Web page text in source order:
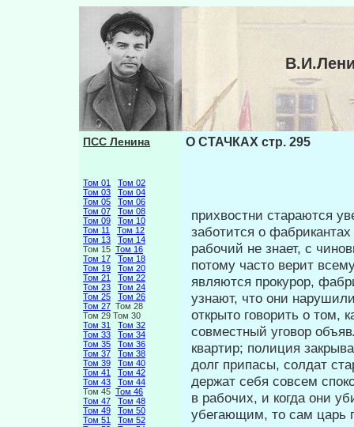
ПСС Ленина
Том 01
Том 02
Том 03
Том 04
Том 05
Том 06
Том 07
Том 08
Том 09
Том 10
Том 11
Том 12
Том 13
Том 14
Том 15 Том 16
Том 17
Том 18
Том 19
Том 20
Том 21
Том 22
Том 23
Том 24
Том 25
Том 26
Том 27 Том 28
Том 29 Том 30
Том 31
Том 32
Том 33
Том 34
Том 35
Том 36
Том 37
Том 38
Том 39
Том 40
Том 41
Том 42
Том 43
Том 44
Том 45 Том 46
Том 47
Том 48
Том 49
Том 50
Том 51
Том 52
О СТАЧКАХ стр. 295
прихвостни стараются
заботится о
рабочий не знает, с
потому часто верит
являются прокурор,
узнают, что они
открыто говорить о том,
совместный уговор
квар­тир; полиция
долг припасы, солдат
держат себя совсем
в рабочих, и когда они
убегающим, то сам царь